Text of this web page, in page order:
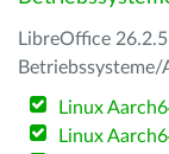
LibreOffice
Linux
Linux